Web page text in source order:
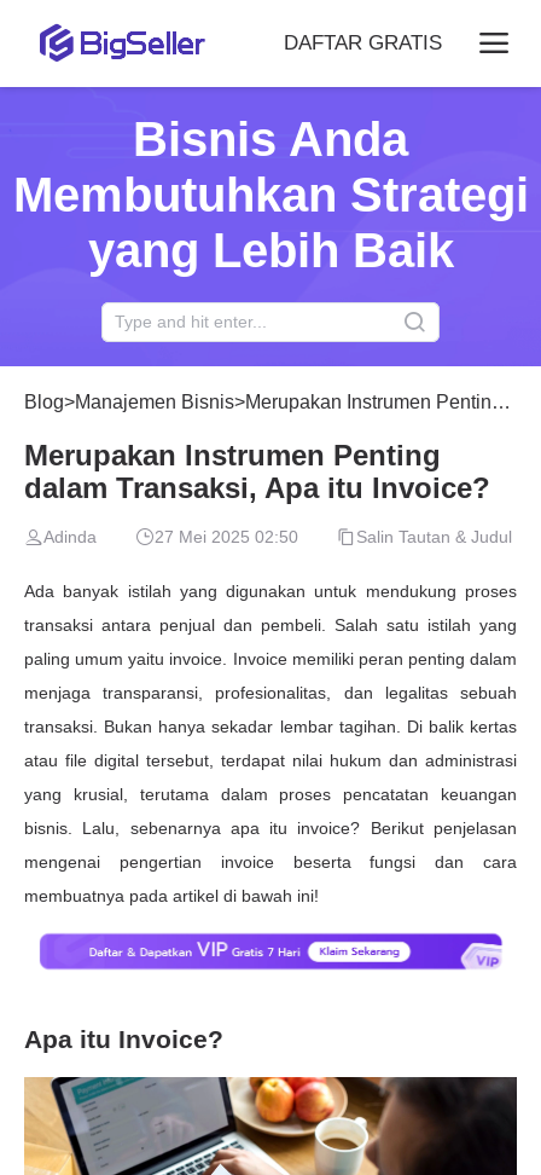
DAFTAR GRATIS
Bisnis Anda
Membutuhkan Strategi
yang Lebih Baik
Blog>Manajemen Bisnis>Merupakan Instrumen Penting dalam Transaksi, Apa itu Invoice?
Merupakan Instrumen Penting
dalam Transaksi, Apa itu Invoice?
Adinda 27 Mei 2025 02:50 Salin Tautan & Judul